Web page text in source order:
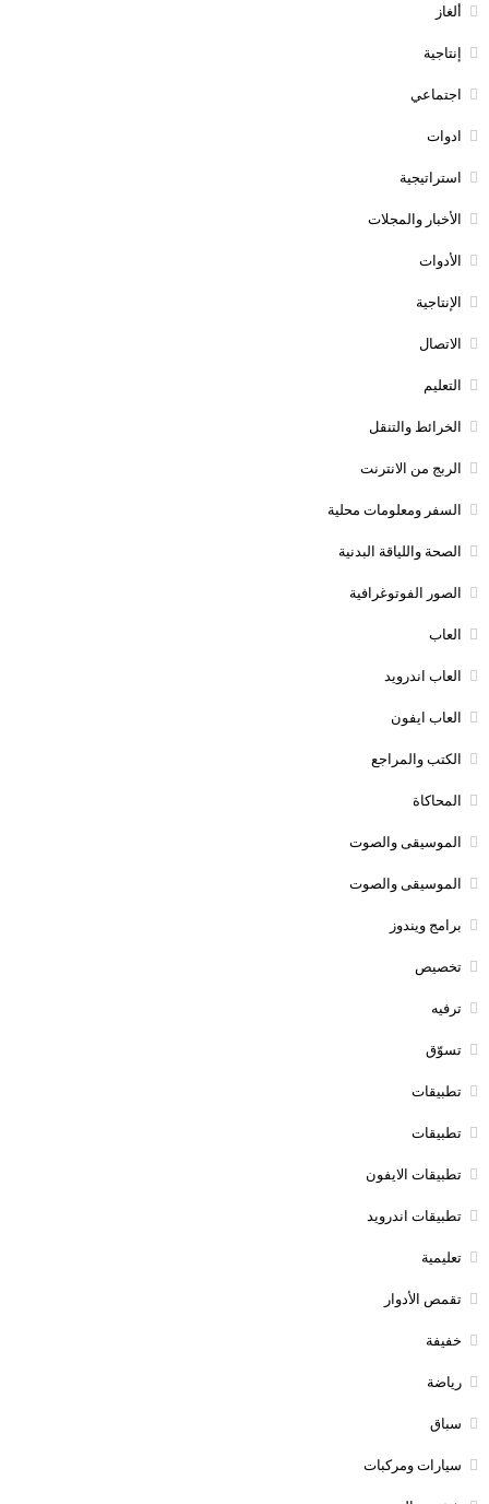
ألغاز
إنتاجية
اجتماعي
ادوات
استراتيجية
الأخبار والمجلات
الأدوات
الإنتاجية
الاتصال
التعليم
الخرائط والتنقل
الربج من الانترنت
السفر ومعلومات محلية
الصحة واللياقة البدنية
الصور الفوتوغرافية
العاب
العاب اندرويد
العاب ايفون
الكتب والمراجع
المحاكاة
الموسيقى والصوت
الموسيقى والصوت
برامج ويندوز
تخصيص
ترفيه
تسوّق
تطبيقات
تطبيقات
تطبيقات الايفون
تطبيقات اندرويد
تعليمية
تقمص الأدوار
خفيفة
رياضة
سباق
سيارات ومركبات